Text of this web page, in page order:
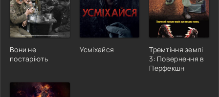
Вони не
постаріють
Усміхайся
Тремтіння землі
3: Повернення в
Перфекшн